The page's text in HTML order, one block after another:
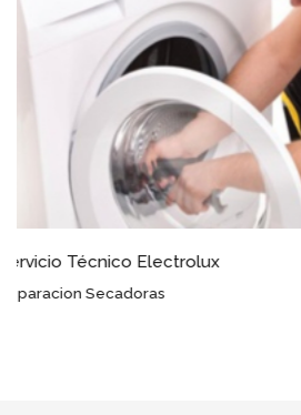
Servicio Técnico Electrolux Espiel
Conocimientos Avanzados